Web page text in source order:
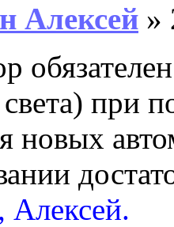
Алексей »
при
новых
Алексей.